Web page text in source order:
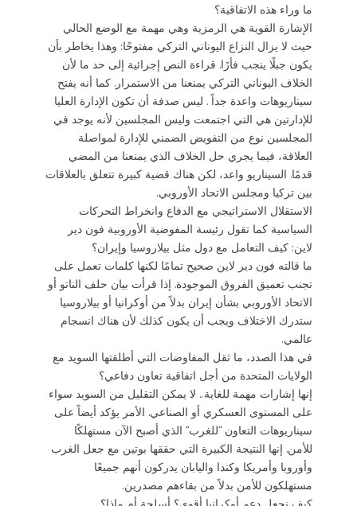
ما وراء هذه الاتفاقية؟
الإشارة القوية هي الرمزية وهي مهمة مع الوضع الحالي
حيث لا يزال النزاع اليوناني التركي مفتوحًا: وهذا يخاطر بأن
يكون جبلًا ينجب فأرًا. قراءة النص إجرائية إلى حد ما لأن
الخلاف اليوناني التركي يمنعنا من الاستمرار. كما أنه يفتح
سيناريوهات واعدة جداً . ليس صدفة أن تكون الإدارة العليا
للإدارتين هي التي اجتمعت وليس المجلسين لأنه يوجد في
المجلسين نوع من التفويض الضمني للإدارة لمواصلة
العلاقة، فيما يجري حل الخلاف الذي يمنعنا من المضي
قدمًا. السيناريو واعد، لكن هناك قضية كبيرة تتعلق بالعلاقات
بين تركيا ومجلس الاتحاد الأوروبي.
الاستقلال الاستراتيجي مع الدفاع وانخراط التحركات
السياسية كما تقول رئيسة المفوضية الأوروبية فون دير
لاين: كيف التعامل مع دول مثل بيلاروسيا وإيران؟
ما قالته فون دير لاين صحيح تمامًا لكنها كلمات تعمل على
تجنب تعميق الفروق الموجودة. إذا قرأت بيان حلف الناتو أو
الاتحاد الأوروبي بشأن إيران بدلاً من أوكرانيا أو بيلاروسيا
ستدرك الاختلاف ويجب أن يكون كذلك لأن هناك انسجام
عالمي.
في هذا الصدد، ما ثقل المفاوضات التي أطلقتها السويد مع
الولايات المتحدة من أجل اتفاقية تعاون دفاعي؟
إنها إشارات مهمة للغاية.. لا يمكن التقليل من السويد سواء
على المستوى العسكري أو الصناعي. الأمر يؤكد أيضاً على
سيناريوهات التعاون “للغرب” الذي أصبح الآن مستهلكًا
للأمن. إنها النتيجة الكبيرة التي حققها بوتين مع جعل الغرب
وأوروبا وأمريكا وكندا واليابان يدركون أنهم جميعًا
مستهلكون للأمن بدلاً من بقاءهم مصدرين.